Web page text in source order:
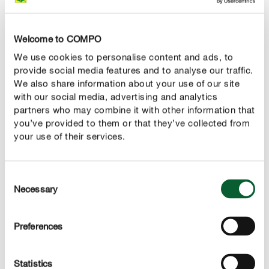
Welcome to COMPO
We use cookies to personalise content and ads, to
provide social media features and to analyse our traffic.
We also share information about your use of our site
with our social media, advertising and analytics
partners who may combine it with other information that
you’ve provided to them or that they’ve collected from
your use of their services.
Selection
Necessary
Preferences
Statistics
jardin d’ornement. Dès le mois de mars, les premières
peuvent être réalisées. Découvrez dans nos conseils ci-
après le travail à effectuer au jardin d’ornement, quelles
sont les fleurs précoces que vous pouvez planter
maintenant, comment soigner vos rosiers et quelles
opérations sont interdites en mars.
Dès le mois de mars, vous pouvez déjà planter une
fleurs à bulbes classiques comme les narcisses, les
crocus ou les jacinthes jusqu’aux petites hépatiques, en
passant par les jolies fleurs précoces telles que les